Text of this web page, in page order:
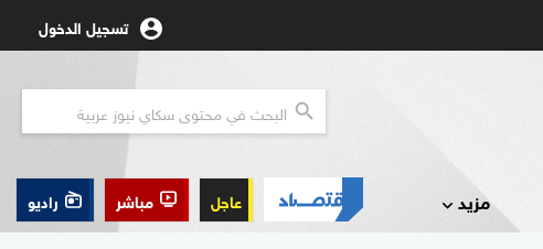
تسجيل الدخول
مزيد عاجل مباشر راديو